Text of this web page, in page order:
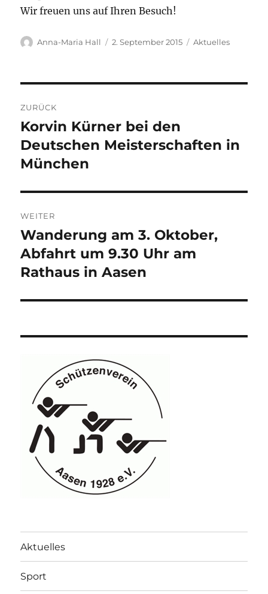
Wir freuen uns auf Ihren Besuch!
Autor
Anna-Maria Hall
Veröffentlicht
2. September 2015 Kategorien
Aktuelles
ZURÜCK
Vorheriger
Beitrag:
Korvin Kürner bei den
Deutschen Meisterschaften in
München
WEITER
Nächster
Beitrag:
Wanderung am 3. Oktober,
Abfahrt um 9.30 Uhr am
Rathaus in Aasen
Aktuelles
Sport